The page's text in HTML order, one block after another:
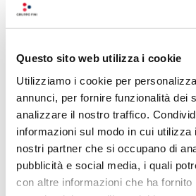
Questo sito web utilizza i cookie
Utilizziamo i cookie per
annunci, per fornire funzionalità dei
analizzare il nostro traffico.
informazioni sul modo in cui utilizza
nostri partner che si occupano di
pubblicità e social media, i quali
con altre informazioni che ha fornito
Consigli utili
vellutata, lacremapuò
passata attraverso un
fini dopo essere stata
Gli asparagi verdi sono
particolarmente indicati
ricetta grazie al loro
maè possibile
asparagi bianchiper